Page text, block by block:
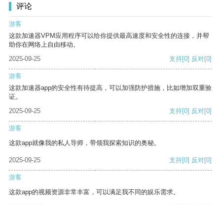
评论
游客
这款加速器VPM应用程序可以给你提供最高速度和安全性的连接，并帮
助你在网络上自由移动。
2025-09-25
支持[0] 反对[0]
游客
这款加速器app的安全性有待提高，可以加强防护措施，比如增加双重验
证。
2025-09-25
支持[0] 反对[0]
游客
这款app就像我的私人导师，带领我探索知识的奥秘。
2025-09-25 支持[0] 反对[0]
游客
这款app的视频资源非常丰富，可以满足我不同的娱乐需求。